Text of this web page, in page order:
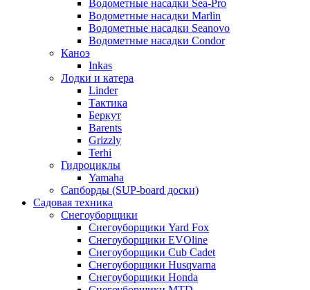
Водометные насадки Sea-Pro
Водометные насадки Marlin
Водометные насадки Seanovo
Водометные насадки Condor
Каноэ
Inkas
Лодки и катера
Linder
Тактика
Беркут
Barents
Grizzly
Terhi
Гидроциклы
Yamaha
Сапборды (SUP-board доски)
Садовая техника
Снегоуборщики
Снегоуборщики Yard Fox
Снегоуборщики EVOline
Снегоуборщики Cub Cadet
Снегоуборщики Husqvarna
Снегоуборщики Honda